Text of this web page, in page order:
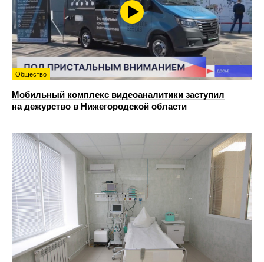
Общество
Мобильный комплекс видеоаналитики заступил
на дежурство в Нижегородской области